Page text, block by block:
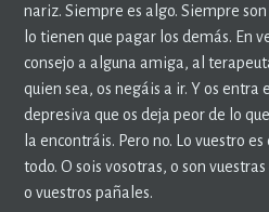
nariz. Siempre es algo. Siempre
lo tienen que pagar los demás. En
consejo a alguna amiga, al
quien sea, os negáis a ir. Y os
depresiva que os deja peor de lo
la encontráis. Pero no. Lo vuestro
todo. O sois vosotras, o son
o vuestros pañales.